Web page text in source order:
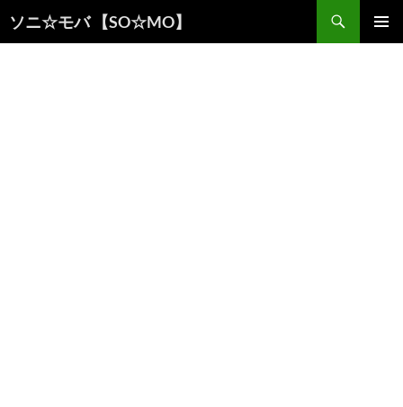
ソニ☆モバ 【SO☆MO】
索